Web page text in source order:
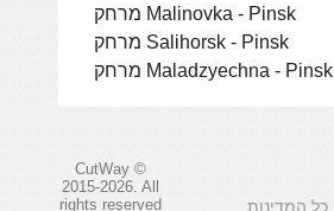
מרחק Malinovka - Pinsk
מרחק Salihorsk - Pinsk
מרחק Maladzyechna - Pinsk
CutWay ©
2015-2026. All
rights reserved
כל המדינות